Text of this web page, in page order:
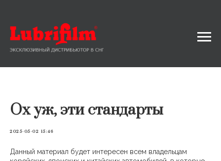
Ох уж, эти стандарты
2025-05-02 15:46
Данный материал будет интересен всем владельцам